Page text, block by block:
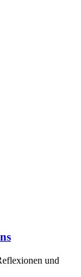
und